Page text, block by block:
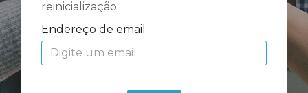
reinicialização.
Endereço de email